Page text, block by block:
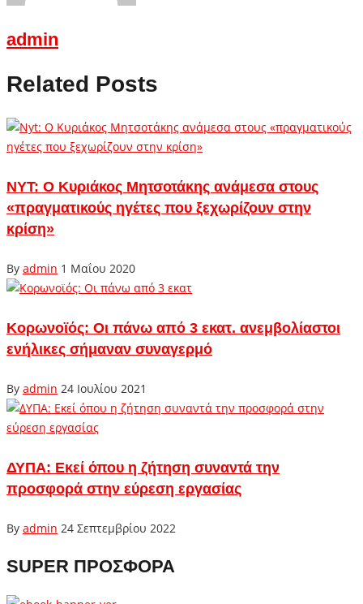
admin
Related Posts
NYT: Ο Κυριάκος Μητσοτάκης ανάμεσα στους
«πραγματικούς ηγέτες που ξεχωρίζουν στην
κρίση»
By admin 1 Μαΐου 2020
Κορωνοϊός: Οι πάνω από 3 εκατ. ανεμβολίαστοι
ενήλικες σήμαναν συναγερμό
By admin 24 Ιουλίου 2021
ΔΥΠΑ: Εκεί όπου η ζήτηση συναντά την
προσφορά στην εύρεση εργασίας
By admin 24 Σεπτεμβρίου 2022
SUPER ΠΡΟΣΦΟΡΑ